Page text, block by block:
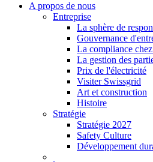
A propos de nous
Entreprise
La sphère de
Gouvernance
La compliance
La gestion des
Prix de l'électricité
Visiter Swissgrid
Art et construction
Histoire
Stratégie
Stratégie 2027
Safety Culture
Développement